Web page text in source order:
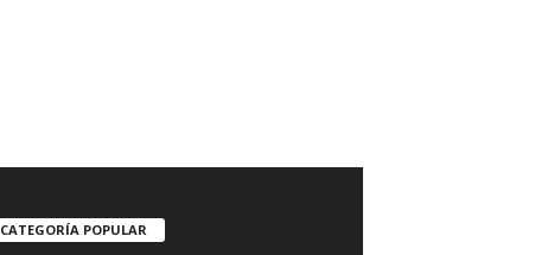
CATEGORÍA POPULAR